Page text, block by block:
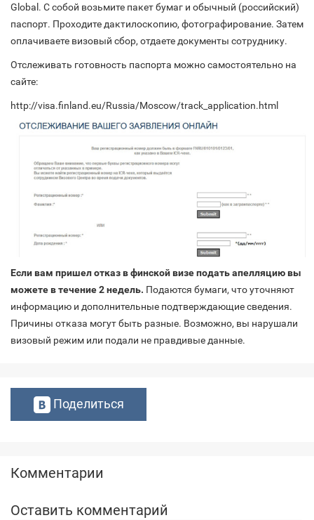
Global. С собой возьмите пакет бумаг и обычный (российский)
паспорт. Проходите дактилоскопию, фотографирование. Затем
оплачиваете визовый сбор, отдаете документы сотруднику.
Отслеживать готовность паспорта можно самостоятельно на
сайте:
http://visa.finland.eu/Russia/Moscow/track_application.html
Если вам пришел отказ в финской визе подать апелляцию вы
можете в течение 2 недель. Подаются бумаги, что уточняют
информацию и дополнительные подтверждающие сведения.
Причины отказа могут быть разные. Возможно, вы нарушали
визовый режим или подали не правдивые данные.
Поделиться
Комментарии
Оставить комментарий